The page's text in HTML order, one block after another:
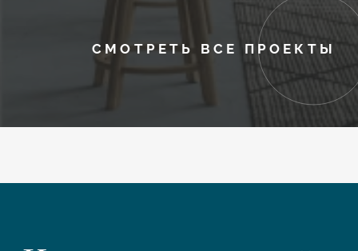
СМОТРЕТЬ ВСЕ ПРОЕКТЫ